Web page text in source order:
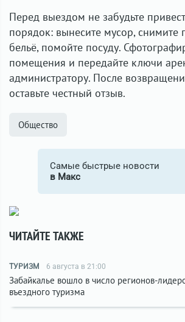
Перед выездом не забудьте
порядок: вынесите мусор, снимите
бельё, помойте посуду.
помещения и передайте ключи
администратору. После
оставьте честный отзыв.
Общество
Самые быстрые новости
в Макс
ЧИТАЙТЕ ТАКЖЕ
ТУРИЗМ 6 августа в 21:00
Забайкалье вошло в число регионов-
въездного туризма